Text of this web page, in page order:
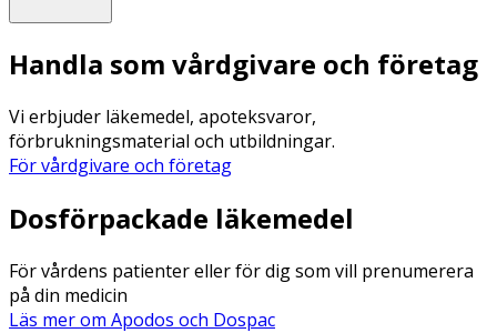
Handla som vårdgivare och företag
Vi erbjuder läkemedel, apoteksvaror,
förbrukningsmaterial och utbildningar.
För vårdgivare och företag
Dosförpackade läkemedel
För vårdens patienter eller för dig som vill prenumerera
på din medicin
Läs mer om Apodos och Dospac